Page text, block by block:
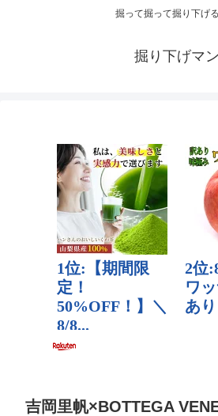
掘って掘って掘り下げ
掘り下げマン
吉岡里帆×BOTTEGA